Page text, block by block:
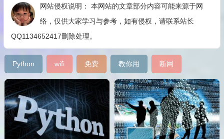
网站侵权说明： 本网站的文章部分内容可能来源于网
络，仅供大家学习与参考，如有侵权，请联系站长
QQ1134652417删除处理。
Python wifi 免费 教你用 断网